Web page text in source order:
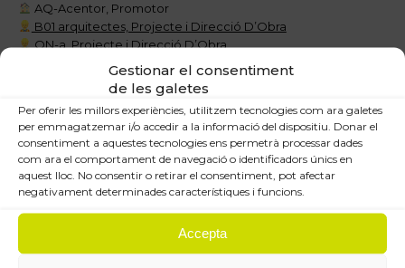
Gestionar el consentiment
de les galetes
Per oferir les millors experiències, utilitzem tecnologies com ara galetes
per emmagatzemar i/o accedir a la informació del dispositiu. Donar el
consentiment a aquestes tecnologies ens permetrà processar dades
com ara el comportament de navegació o identificadors únics en
aquest lloc. No consentir o retirar el consentiment, pot afectar
negativament determinades característiques i funcions.
Accepta
AQ-Acentor, Promotor
B01 arquitectes, Projecte i Direcció D’Obra
ON-a, Projecte i Direcció D’Obra
Betarq Group, Direcció D’Execució
OTHERSTRUCTURES, Projecte i DO estructura
Wattia Innova SL, Projecte i DO Instal·lacions